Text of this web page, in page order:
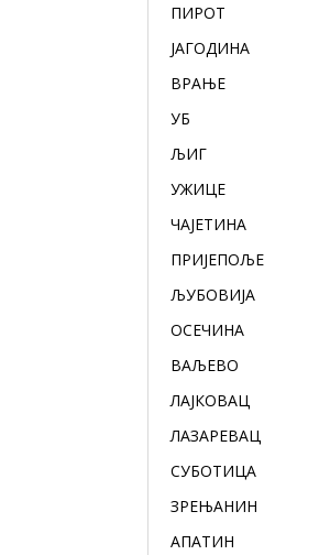
ПИРОТ
ЈАГОДИНА
ВРАЊЕ
УБ
ЉИГ
УЖИЦЕ
ЧАЈЕТИНА
ПРИЈЕПОЉЕ
ЉУБОВИЈА
ОСЕЧИНА
ВАЉЕВО
ЛАЈКОВАЦ
ЛАЗАРЕВАЦ
СУБОТИЦА
ЗРЕЊАНИН
АПАТИН